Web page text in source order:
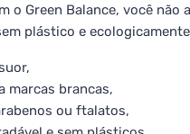
o Green Balance, você
plástico e
marcas brancas,
ou ftalatos,